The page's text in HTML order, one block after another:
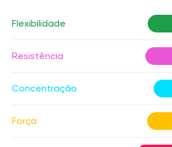
Flexibilidade
Resistência
Concentração
Força